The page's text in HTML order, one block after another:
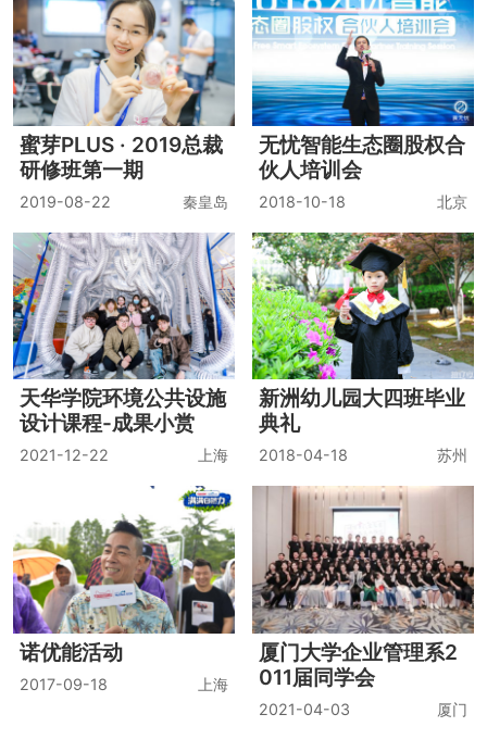
蕃茄田艺术百场大型专
家讲座（景德镇站）
2018-09-09 景德镇
中信泰富特钢集团采购
中心 卓越拓展培训营
2018-01-04 无锡
2021家乐星厨美食探
秘学习之旅（成都站）
2021-10-19 成都
2018新城之夏
2018-08-03 上海
蜜芽PLUS · 2019总裁
研修班第一期
2019-08-22 秦皇岛
无忧智能生态圈股权合
伙人培训会
2018-10-18 北京